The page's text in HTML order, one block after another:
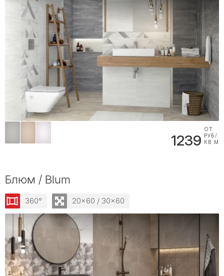
1239
ОТ
РУБ/
КВ.М
Блюм / Blum
360° 20x60 / 30x60